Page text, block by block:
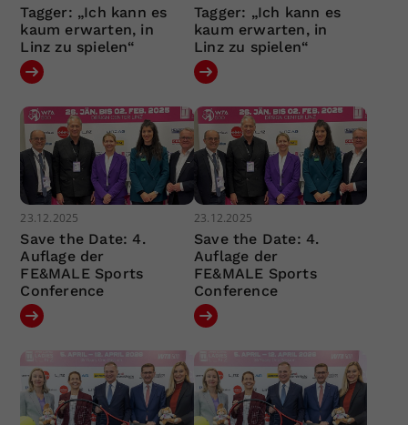
Tagger: „Ich kann es
kaum erwarten, in
Linz zu spielen“
Tagger: „Ich kann es
kaum erwarten, in
Linz zu spielen“
23.12.2025
Save the Date: 4.
Auflage der
FE&MALE Sports
Conference
23.12.2025
Save the Date: 4.
Auflage der
FE&MALE Sports
Conference